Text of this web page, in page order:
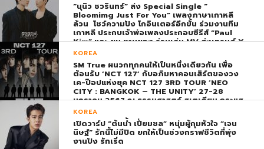
“นุนิว ชวรินทร์” ส่ง Special Single “
Bloomimg Just For You” เพลงภาษาเกาหลี
ล้วน โชว์ความปัง โกอินเตอร์อีกขั้น ร่วมงานทีม
เกาหลี ประกบเจ้าพ่อเพลงประกอบซีรีส์ “Paul
Kim” และ ยุน ชานยอง ร่วมเล่น MV ส่งเทรนด์ X
พุ่ง ติดอันดับ 1 โลก
KOREA
SM True ผนวกทุกคนให้เป็นหนึ่งเดียวกัน เพื่อ
ต้อนรับ ‘NCT 127’ กับอภิมหาคอนเสิร์ตของวง
เค-ป๊อปแห่งยุค NCT 127 3RD TOUR ‘NEO
CITY : BANGKOK – THE UNITY’ 27-28
มกราคม 2567 ณ ธรรมศาสตร์ สเตเดียม กระแส
ตอบรับยิ่งใหญ่สมการรอคอย บัตร SOLD OUT
ทุกที่นั่งทันทีที่เปิดจำหน่าย !
KOREA
เปิดวาร์ป “ต้นน้ำ เปี่ยมชล” หนุ่มผู้กุมหัวใจ “เจน
นิษฐ์” รักนี้ไม่มีปิด ยกให้เป็นช่วงกราฟชีวิตที่พุ่ง
งานปัง รักเริ่ด